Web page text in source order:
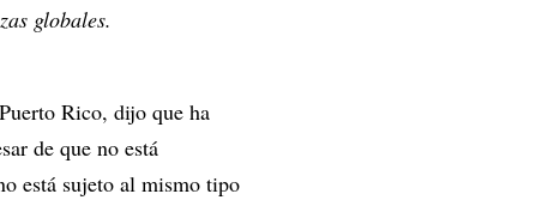
globales.
Rico, dijo que ha
de que no está
está sujeto al mismo tipo